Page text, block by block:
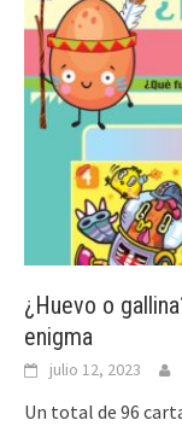
¿Huevo o
enigma
julio 12, 2023
Un total de 96